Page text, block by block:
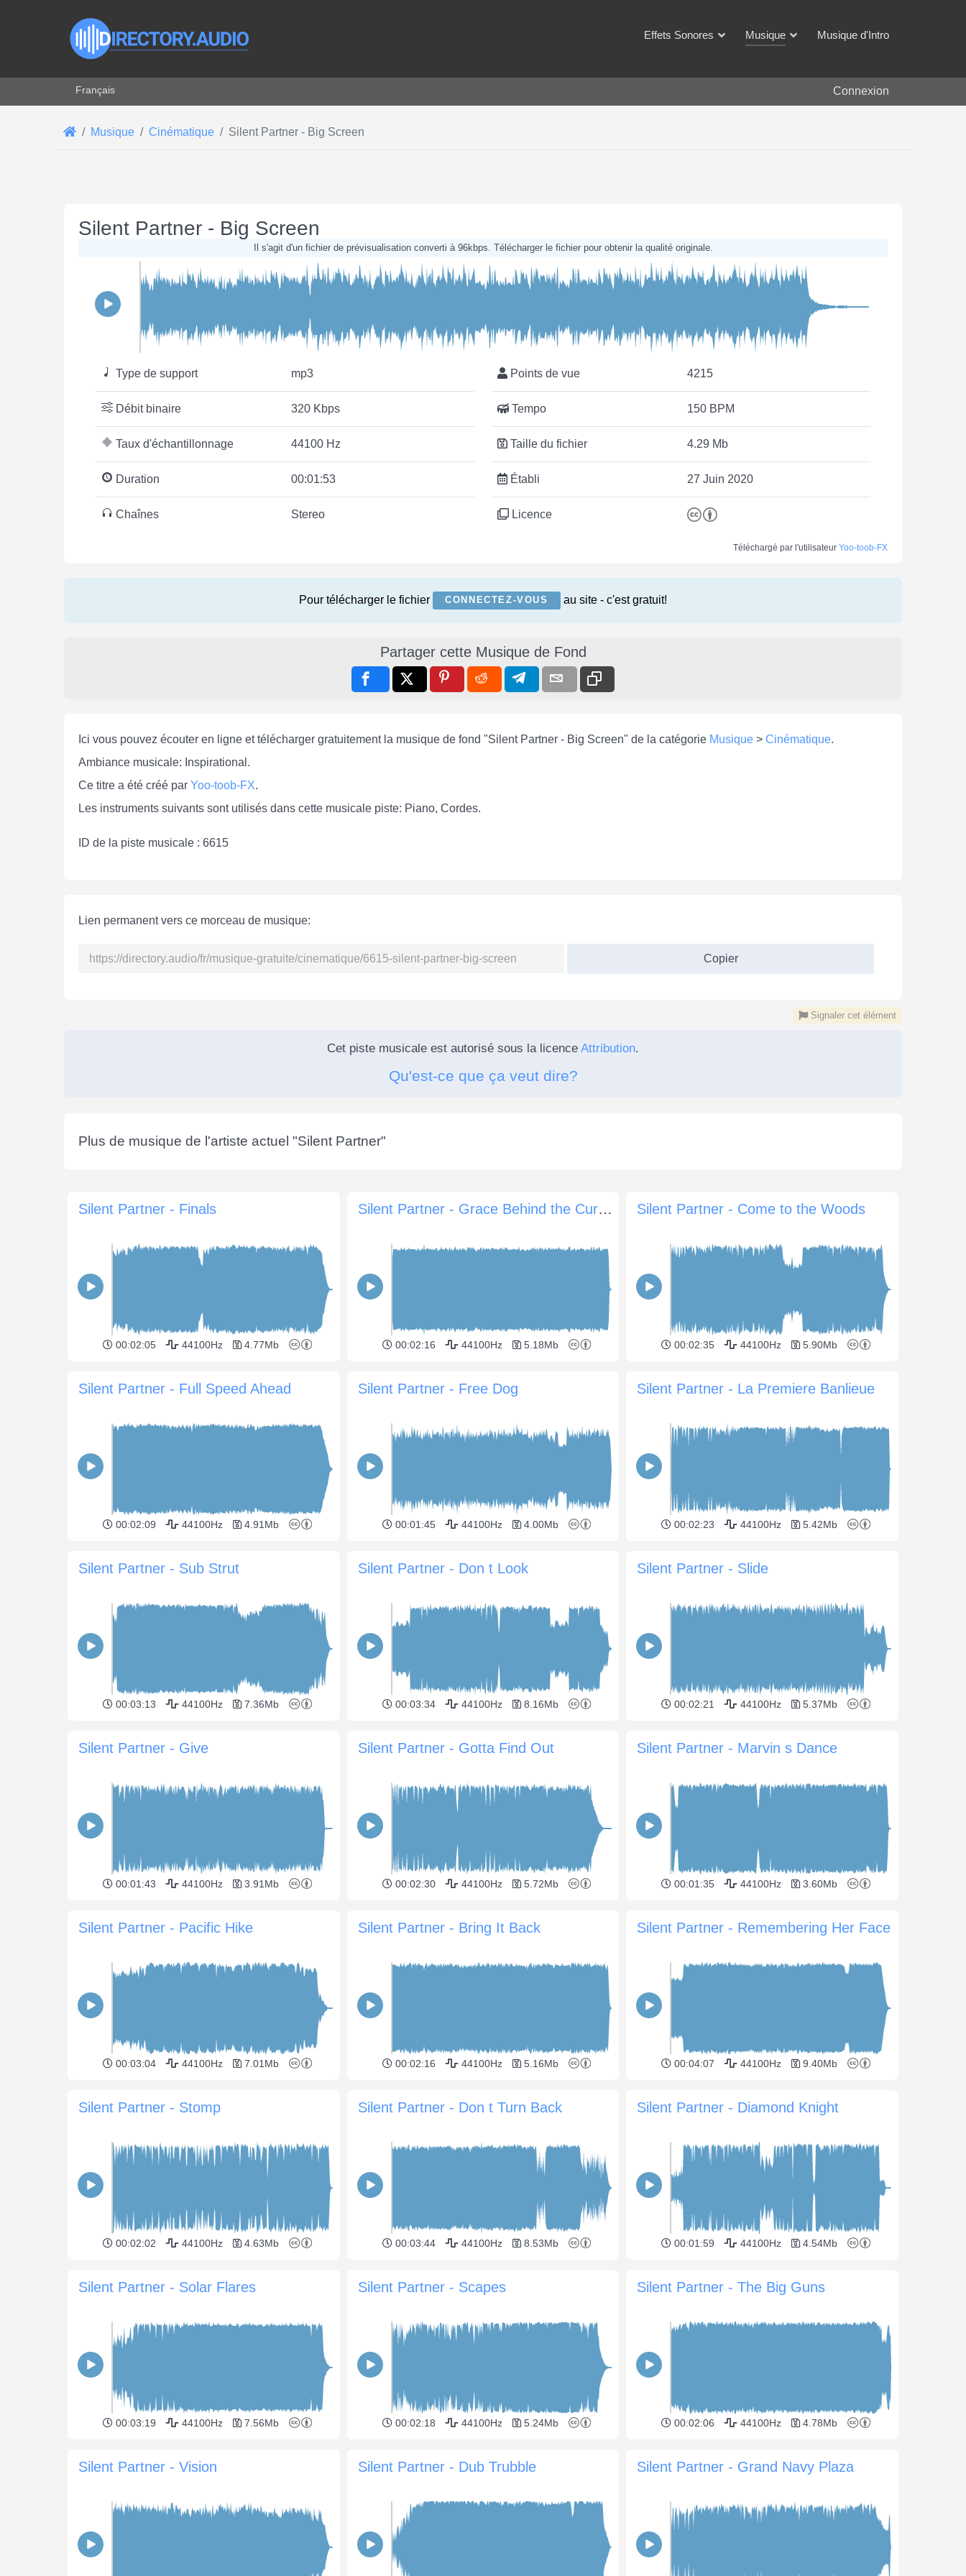
Effets Sonores Musique Musique d'Intro
Sélectionnez votre langue
Français Connexion
Musique Cinématique Silent Partner - Big Screen
Silent Partner - Big Screen
Il s'agit d'un fichier de prévisualisation converti à 96kbps. Télécharger le fichier pour obtenir la qualité originale.
Type de support mp3
Débit binaire 320 Kbps
Taux d'échantillonnage 44100 Hz
Duration 00:01:53
Chaînes Stereo
Points de vue 4215
Tempo 150 BPM
Taille du fichier 4.29 Mb
Établi 27 Juin 2020
Licence
Téléchargé par l'utilisateur Yoo-toob-FX
Pour télécharger le fichier CONNECTEZ-VOUS au site - c'est gratuit!
Partager cette Musique de Fond
Ici vous pouvez écouter en ligne et télécharger gratuitement la musique de fond "Silent Partner - Big Screen" de la catégorie Musique > Cinématique.
Ambiance musicale: Inspirational.
Ce titre a été créé par Yoo-toob-FX.
Les instruments suivants sont utilisés dans cette musicale piste: Piano, Cordes.
ID de la piste musicale : 6615
Lien permanent vers ce morceau de musique:
Copier
Signaler cet élément
Cet piste musicale est autorisé sous la licence Attribution.
Qu'est-ce que ça veut dire?
Plus de musique de l'artiste actuel "Silent Partner"
Silent Partner - Finals
00:02:05 44100Hz 4.77Mb
Silent Partner - Grace Behind the Curtain
00:02:16 44100Hz 5.18Mb
Silent Partner - Come to the Woods
00:02:35 44100Hz 5.90Mb
Silent Partner - Full Speed Ahead
00:02:09 44100Hz 4.91Mb
Silent Partner - Free Dog
00:01:45 44100Hz 4.00Mb
Silent Partner - La Premiere Banlieue
00:02:23 44100Hz 5.42Mb
Silent Partner - Sub Strut
00:03:13 44100Hz 7.36Mb
Silent Partner - Don t Look
00:03:34 44100Hz 8.16Mb
Silent Partner - Slide
00:02:21 44100Hz 5.37Mb
Silent Partner - Give
00:01:43 44100Hz 3.91Mb
Silent Partner - Gotta Find Out
00:02:30 44100Hz 5.72Mb
Silent Partner - Marvin s Dance
00:01:35 44100Hz 3.60Mb
Silent Partner - Pacific Hike
00:03:04 44100Hz 7.01Mb
Silent Partner - Bring It Back
00:02:16 44100Hz 5.16Mb
Silent Partner - Remembering Her Face
00:04:07 44100Hz 9.40Mb
Silent Partner - Stomp
00:02:02 44100Hz 4.63Mb
Silent Partner - Don t Turn Back
00:03:44 44100Hz 8.53Mb
Silent Partner - Diamond Knight
00:01:59 44100Hz 4.54Mb
Silent Partner - Solar Flares
00:03:19 44100Hz 7.56Mb
Silent Partner - Scapes
00:02:18 44100Hz 5.24Mb
Silent Partner - The Big Guns
00:02:06 44100Hz 4.78Mb
Silent Partner - Vision Silent Partner - Dub Trubble Silent Partner - Grand Navy Plaza